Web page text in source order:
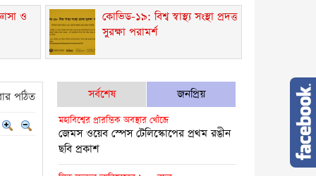
ও
কোভিড-১৯: বিশ্ব স্বাস্থ্য সংস্থা প্রদত্ত
সুরক্ষা পরামর্শ
পঠিত সর্বশেষ জনপ্রিয়
মহাবিশ্বের প্রারম্ভিক অবস্থার খোঁজে
জেমস ওয়েব স্পেস টেলিস্কোপের প্রথম রঙীন
ছবি প্রকাশ